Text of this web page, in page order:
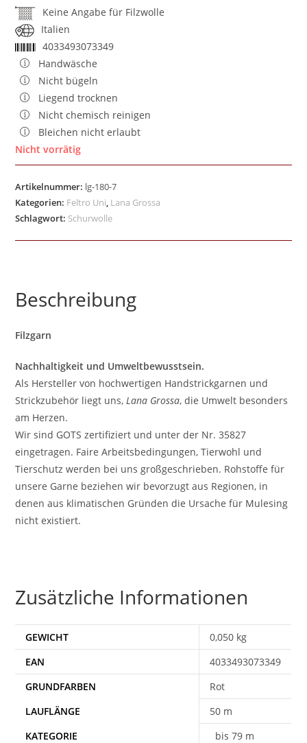
Keine Angabe für Filzwolle
Italien
4033493073349
Handwäsche
Nicht bügeln
Liegend trocknen
Nicht chemisch reinigen
Bleichen nicht erlaubt
Nicht vorrätig
Artikelnummer: lg-180-7
Kategorien: Feltro Uni, Lana Grossa
Schlagwort: Schurwolle
Beschreibung
Filzgarn
Nachhaltigkeit und Umweltbewusstsein.
Als Hersteller von hochwertigen Handstrickgarnen und
Strickzubehör liegt uns,Lana Grossa, die Umwelt besonders
am Herzen.
Wir sind GOTS zertifiziert und unter der Nr. 35827
eingetragen. Faire Arbeitsbedingungen, Tierwohl und
Tierschutz werden bei uns großgeschrieben. Rohstoffe für
unsere Garne beziehen wir bevorzugt aus Regionen, in
denen aus klimatischen Gründen die Ursache für Mulesing
nicht existiert.
Zusätzliche Informationen
GEWICHT
0,050 kg
EAN
4033493073349
Rot
50 m
bis 79 m